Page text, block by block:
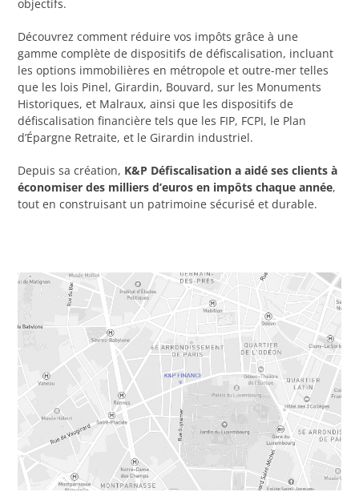
objectifs.
Découvrez comment réduire vos impôts grâce à une
gamme complète de dispositifs de défiscalisation, incluant
les options immobilières en métropole et outre-mer telles
que les lois Pinel, Girardin, Bouvard, sur les Monuments
Historiques, et Malraux, ainsi que les dispositifs de
défiscalisation financière tels que les FIP, FCPI, le Plan
d’Épargne Retraite, et le Girardin industriel.
Depuis sa création, K&P Défiscalisation a aidé ses clients à
économiser des milliers d’euros en impôts chaque année,
tout en construisant un patrimoine sécurisé et durable.